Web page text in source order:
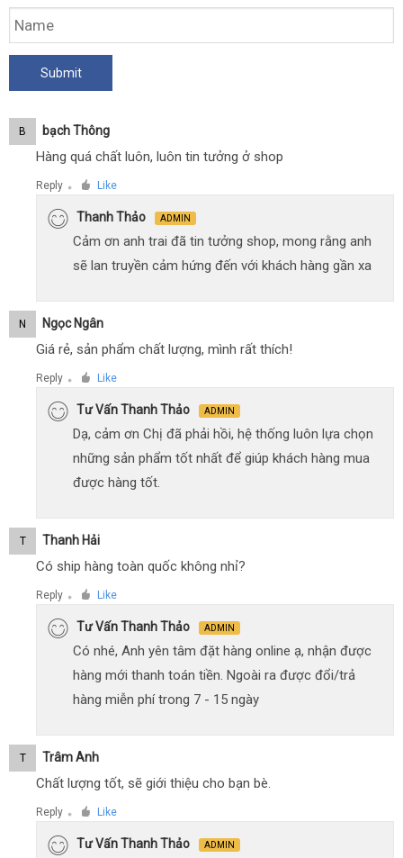
B Bạch Thông
Hàng quá chất luôn, luôn tin tưởng ở shop
Reply ● Like
Thanh Thảo ADMIN
Cảm ơn anh trai đã tin tưởng shop, mong rằng anh
sẽ lan truyền cảm hứng đến với khách hàng gần xa
N Ngọc Ngân
Giá rẻ, sản phẩm chất lượng, mình rất thích!
Reply ● Like
Tư Vấn Thanh Thảo ADMIN
Dạ, cảm ơn Chị đã phải hồi, hệ thống luôn lựa chọn
những sản phẩm tốt nhất để giúp khách hàng mua
được hàng tốt.
T Thanh Hải
Có ship hàng toàn quốc không nhỉ?
Reply ● Like
Tư Vấn Thanh Thảo ADMIN
Có nhé, Anh yên tâm đặt hàng online ạ, nhận được
hàng mới thanh toán tiền. Ngoài ra được đổi/trả
hàng miễn phí trong 7 - 15 ngày
T Trâm Anh
Chất lượng tốt, sẽ giới thiệu cho bạn bè.
Reply ● Like
Tư Vấn Thanh Thảo ADMIN